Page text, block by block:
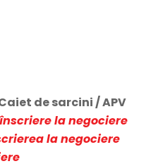
de sarcini / APV
la negociere
la negociere